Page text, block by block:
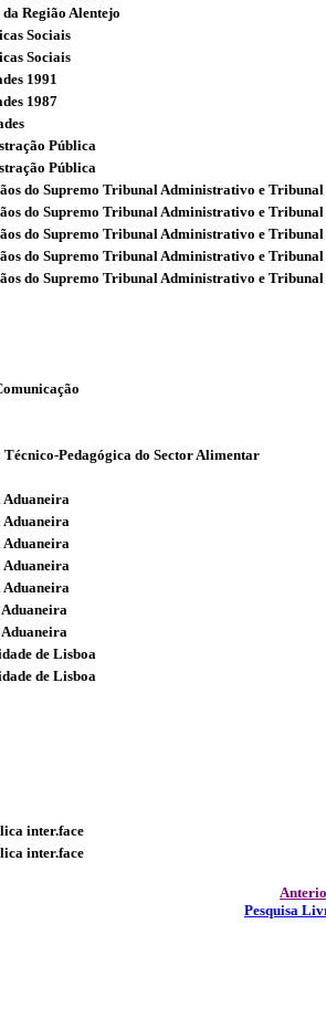
Região Alentejo
Sociais
Sociais
1991
1987
Pública
Pública
do Supremo Tribunal Administrativo e
do Supremo Tribunal Administrativo e
do Supremo Tribunal Administrativo e
do Supremo Tribunal Administrativo e
do Supremo Tribunal Administrativo e
Pedagógica do Sector Alimentar
Aduaneira
Aduaneira
Aduaneira
Aduaneira
Aduaneira
de Lisboa
de Lisboa
inter.face
inter.face
Pesquisa